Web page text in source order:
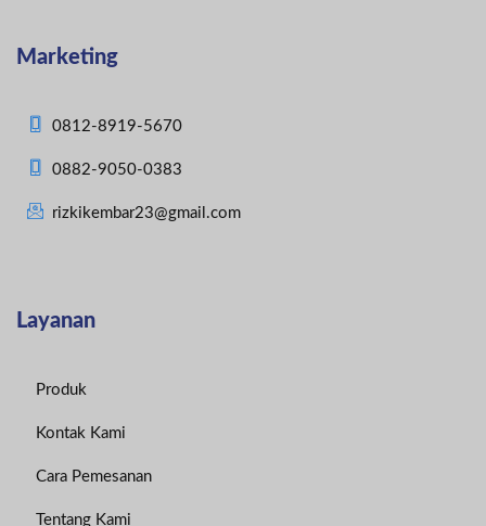
Marketing
0812-8919-5670
0882-9050-0383
rizkikembar23@gmail.com
Layanan
Produk
Kontak Kami
Cara Pemesanan
Tentang Kami